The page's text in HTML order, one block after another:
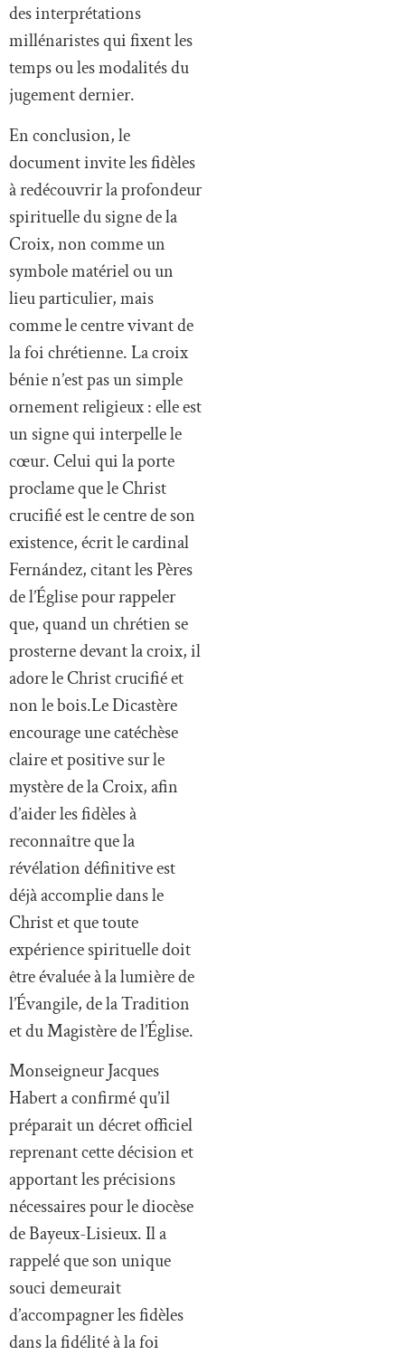
des interprétations
millénaristes qui fixent les
temps ou les modalités du
jugement dernier.
En conclusion, le
document invite les fidèles
à redécouvrir la profondeur
spirituelle du signe de la
Croix, non comme un
symbole matériel ou un
lieu particulier, mais
comme le centre vivant de
la foi chrétienne. La croix
bénie n’est pas un simple
ornement religieux : elle est
un signe qui interpelle le
cœur. Celui qui la porte
proclame que le Christ
crucifié est le centre de son
existence, écrit le cardinal
Fernández, citant les Pères
de l’Église pour rappeler
que, quand un chrétien se
prosterne devant la croix, il
adore le Christ crucifié et
non le bois.Le Dicastère
encourage une catéchèse
claire et positive sur le
mystère de la Croix, afin
d’aider les fidèles à
reconnaître que la
révélation définitive est
déjà accomplie dans le
Christ et que toute
expérience spirituelle doit
être évaluée à la lumière de
l’Évangile, de la Tradition
et du Magistère de l’Église.
Monseigneur Jacques
Habert a confirmé qu’il
préparait un décret officiel
reprenant cette décision et
apportant les précisions
nécessaires pour le diocèse
de Bayeux-Lisieux. Il a
rappelé que son unique
souci demeurait
d’accompagner les fidèles
dans la fidélité à la foi